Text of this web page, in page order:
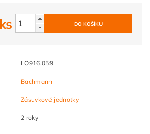
LO916.059
Bachmann
Zásuvkové jednotky
2 roky